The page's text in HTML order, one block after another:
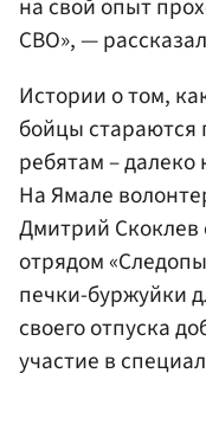
на свой опыт
СВО», —
Истории о том,
бойцы стараются
ребятам –
На Ямале
Дмитрий Скоклев
отрядом
печки-буржуйки
своего отпуска
участие в